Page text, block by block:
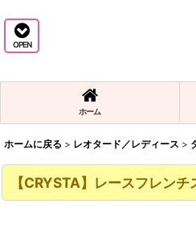
OPEN
ホーム
ホームに戻る > レオタード／レディース >
【CRYSTA】レースフレン